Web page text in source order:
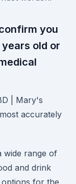
you
years old or
| Mary's
accurately
wide range of
and drink
options for the